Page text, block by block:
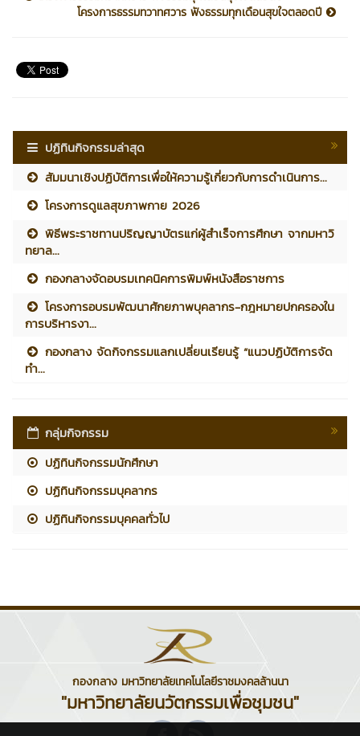
โครงการธรรมทวาทศวาร ฟังธรรมทุกเดือนสุขใจตลอดปี
ปฏิทินกิจกรรมล่าสุด
สัมมนาเชิงปฏิบัติการเพื่อให้ความรู้เกี่ยวกับการดำเนินการ...
โครงการดูแลสุขภาพกาย 2026
พิธีพระราชทานปริญญาบัตรแก่ผู้สำเร็จการศึกษา จากมหาวิ
ทยาล...
กองกลางจัดอบรมเทคนิคการพิมพ์หนังสือราชการ
โครงการอบรมพัฒนาศักยภาพบุคลากร-กฎหมายปกครองใน
การบริหารงา...
กองกลาง จัดกิจกรรมแลกเปลี่ยนเรียนรู้ “แนวปฏิบัติการจัด
ทำ...
กลุ่มกิจกรรม
ปฏิทินกิจกรรมนักศึกษา
ปฏิทินกิจกรรมบุคลากร
ปฏิทินกิจกรรมบุคคลทั่วไป
กองกลาง มหาวิทยาลัยเทคโนโลยีราชมงคลล้านนา
"มหาวิทยาลัยนวัตกรรมเพื่อชุมชน"